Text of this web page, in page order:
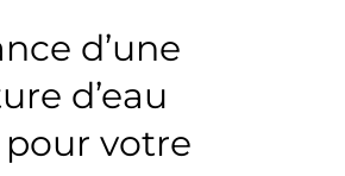
d’une
d’eau
votre